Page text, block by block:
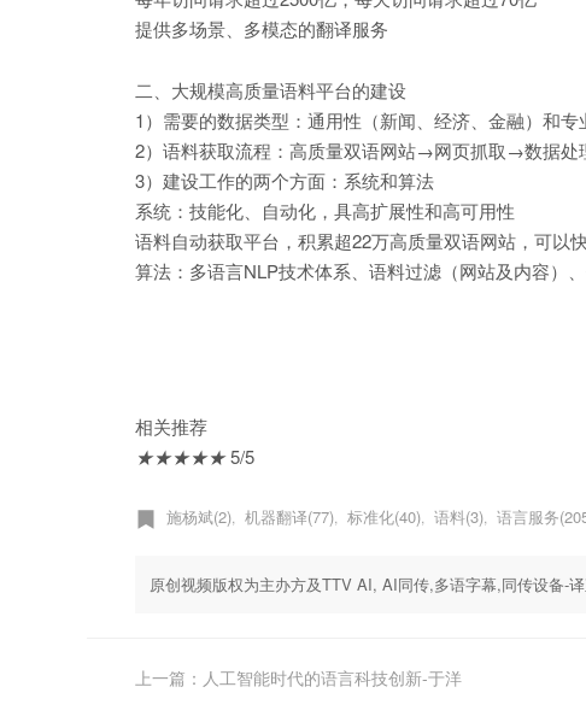
提供多场景、多模态的翻译服务
二、大规模高质量语料平台的建设
1）需要的数据类型：通用性（新闻、经济、金融）和专
2）语料获取流程：高质量双语网站→网页抓取→数据处
3）建设工作的两个方面：系统和算法
系统：技能化、自动化，具高扩展性和高可用性
语料自动获取平台，积累超22万高质量双语网站，可以
算法：多语言NLP技术体系、语料过滤（网站及内容）
相关推荐
★★★★★5/5
施杨斌(2) 机器翻译(77) 标准化(40) 语料(3) 语言服务
原创视频版权为主办方及TTV AI, AI同传,多语字幕,同传设备-
上一篇：人工智能时代的语言科技创新-于洋